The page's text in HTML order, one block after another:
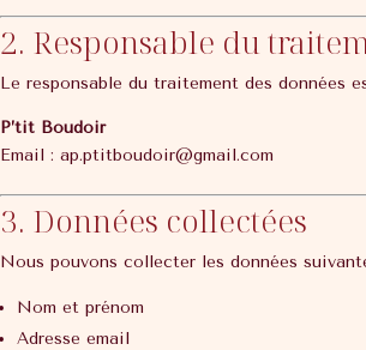
2. Responsable du
Le responsable du traitement des données
P’tit Boudoir
Email : ap.ptitboudoir@gmail.com
3. Données collectées
Nous pouvons collecter les données
Nom et prénom
Adresse email